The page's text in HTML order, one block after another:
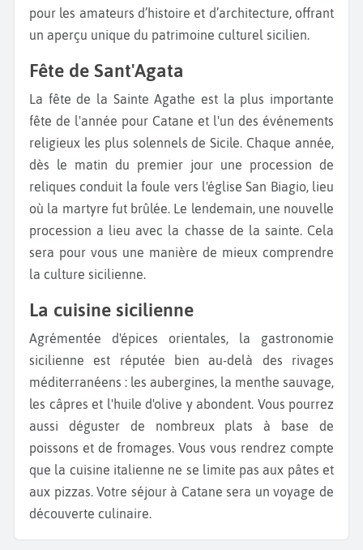
pour les amateurs d’histoire et d’architecture, offrant
un aperçu unique du patrimoine culturel sicilien.
Fête de Sant'Agata
La fête de la Sainte Agathe est la plus importante
fête de l'année pour Catane et l'un des événements
religieux les plus solennels de Sicile. Chaque année,
dès le matin du premier jour une procession de
reliques conduit la foule vers l'église San Biagio, lieu
où la martyre fut brûlée. Le lendemain, une nouvelle
procession a lieu avec la chasse de la sainte. Cela
sera pour vous une manière de mieux comprendre
la culture sicilienne.
La cuisine sicilienne
Agrémentée d'épices orientales, la gastronomie
sicilienne est réputée bien au-delà des rivages
méditerranéens : les aubergines, la menthe sauvage,
les câpres et l'huile d'olive y abondent. Vous pourrez
aussi déguster de nombreux plats à base de
poissons et de fromages. Vous vous rendrez compte
que la cuisine italienne ne se limite pas aux pâtes et
aux pizzas. Votre séjour à Catane sera un voyage de
découverte culinaire.